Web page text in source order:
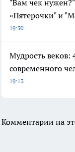
"Вам чек
«Пятерочки" и
19:50
Мудрость веков:
современного
19:13
Комментарии на